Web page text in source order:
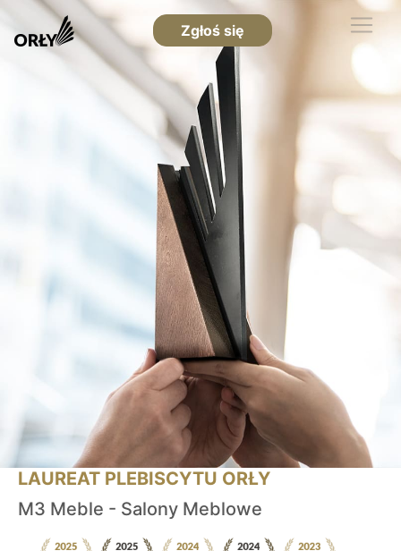
Zgłoś się
LAUREAT PLEBISCYTU ORŁY
M3 Meble - Salony Meblowe